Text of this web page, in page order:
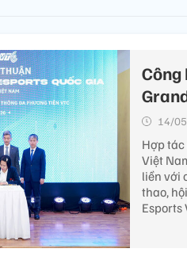
Công
14/
Hợp
Việt
liền với
thao,
Esports